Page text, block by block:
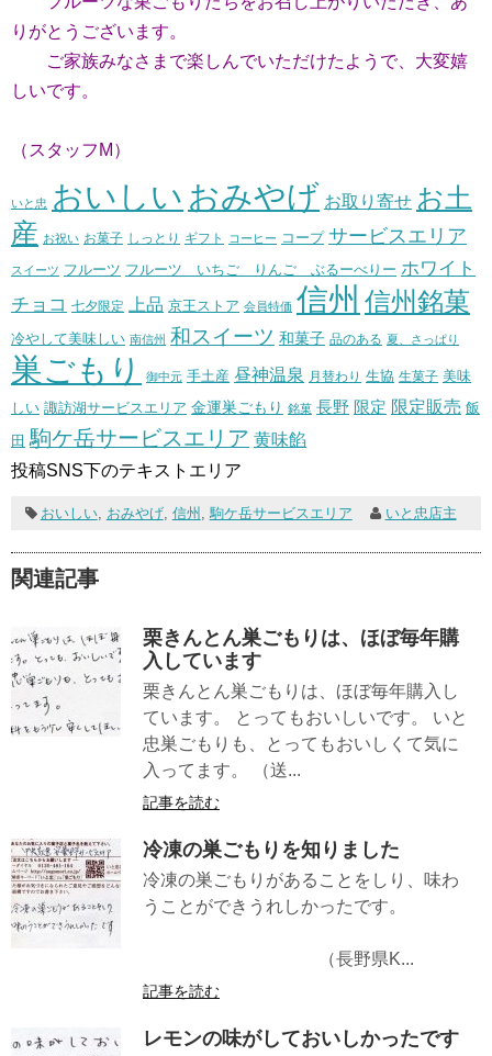
りがとうございます。
ご家族みなさまで楽しんでいただけたようで、大変嬉
しいです。
（スタッフM）
いと忠 おいしい おみやげ お取り寄せ お土
産 お祝い お菓子 しっとり ギフト コーヒー コープ サービスエリア
スイーツ フルーツ フルーツ いちご りんご ぶるーべりー ホワイト
チョコ 七夕限定 上品 京王ストア 会員特価 信州 信州銘菓
冷やして美味しい 南信州 和スイーツ 和菓子 品のある 夏、さっぱり
巣ごもり 御中元 手土産 昼神温泉 月替わり 生協 生菓子 美味
しい 諏訪湖サービスエリア 金運巣ごもり 銘菓 長野 限定 限定販売 飯
田 駒ケ岳サービスエリア 黄味餡
投稿SNS下のテキストエリア
おいしい, おみやげ, 信州 駒ケ岳サービスエリア いと忠店主
関連記事
栗きんとん巣ごもりは、ほぼ毎年購
入しています
栗きんとん巣ごもりは、ほぼ毎年購入し
ています。 とってもおいしいです。 いと
忠巣ごもりも、とってもおいしくて気に
入ってます。 （送...
記事を読む
冷凍の巣ごもりを知りました
冷凍の巣ごもりがあることをしり、味わ
うことができうれしかったです。
（長野県K...
記事を読む
レモンの味がしておいしかったです